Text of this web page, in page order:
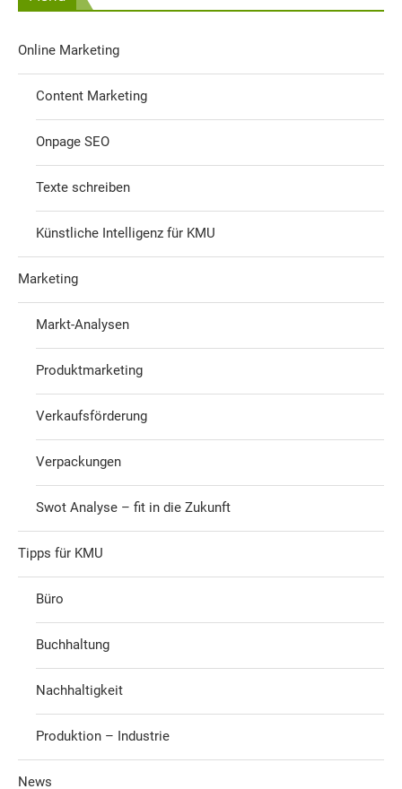
Online Marketing
Content Marketing
Onpage SEO
Texte schreiben
Künstliche Intelligenz für KMU
Marketing
Markt-Analysen
Produktmarketing
Verkaufsförderung
Verpackungen
Swot Analyse – fit in die Zukunft
Tipps für KMU
Büro
Buchhaltung
Nachhaltigkeit
Produktion – Industrie
News